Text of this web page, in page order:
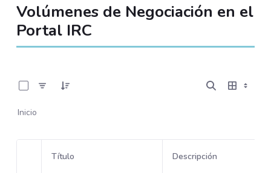
Volúmenes de Negociación en el
Portal IRC
Inicio
Selección del elemento
Título Descripción